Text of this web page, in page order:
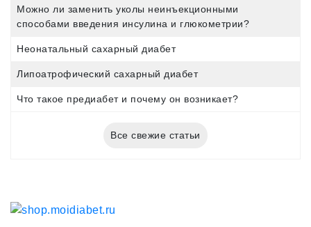
Можно ли заменить уколы неинъекционными
способами введения инсулина и глюкометрии?
Неонатальный сахарный диабет
Липоатрофический сахарный диабет
Что такое предиабет и почему он возникает?
Все свежие статьи